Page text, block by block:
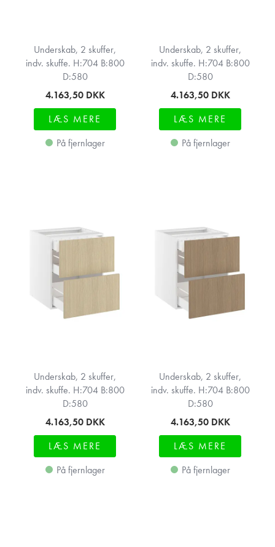
Underskab, 2 skuffer,
indv. skuffe. H:704 B:800
D:580
4.163,50 DKK
LÆS MERE
På fjernlager
Underskab, 2 skuffer,
indv. skuffe. H:704 B:800
D:580
4.163,50 DKK
LÆS MERE
På fjernlager
Underskab, 2 skuffer,
indv. skuffe. H:704 B:800
D:580
4.163,50 DKK
LÆS MERE
På fjernlager
Underskab, 2 skuffer,
indv. skuffe. H:704 B:800
D:580
4.163,50 DKK
LÆS MERE
På fjernlager